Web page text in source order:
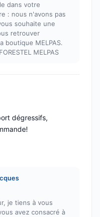
dans votre
: nous n'avons pas
souhaite une
retrouver
boutique MELPAS.
MELPAS
dégressifs,
je tiens à vous
avez consacré à